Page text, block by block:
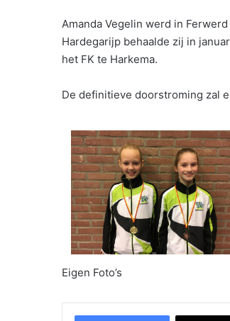
Amanda Vegelin werd in
Hardegarijp behaalde zij in
het FK te Harkema.
De definitieve doorstroming zal
Eigen Foto’s